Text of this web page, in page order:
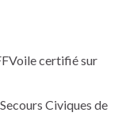
certifié sur
Civiques de